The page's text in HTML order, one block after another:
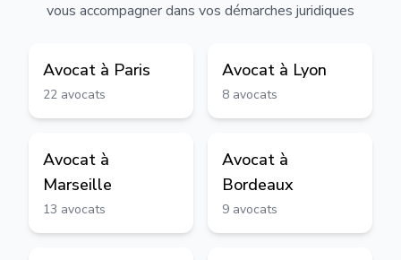
vous accompagner dans vos démarches juridiques
Avocat à Paris
22 avocats
Avocat à Lyon
8 avocats
Avocat à
Marseille
13 avocats
Avocat à
Bordeaux
9 avocats